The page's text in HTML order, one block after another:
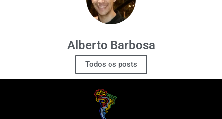
Alberto Barbosa
Todos os posts